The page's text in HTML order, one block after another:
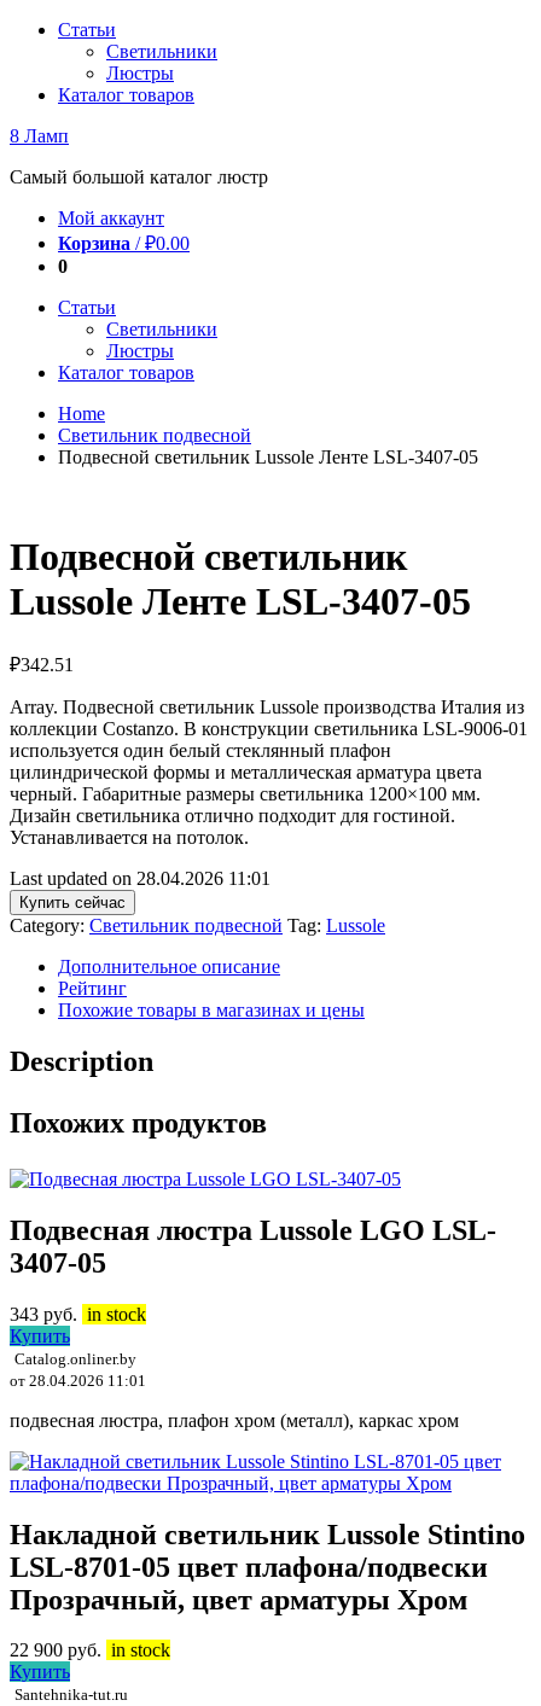
Перейти
содержимому
Статьи
Светильники
Люстры
Каталог товаров
8 Ламп
Самый большой каталог люстр
Мой аккаунт
Корзина /₽0.00
0
Статьи
Светильники
Люстры
Каталог товаров
Home
Светильник подвесной
Подвесной светильник Lussole Ленте LSL-3407-05
Подвесной светильник
Lussole Ленте LSL-3407-05
₽342.51
Array. Подвесной светильник Lussole производства Италия из
коллекции Costanzo. В конструкции светильника LSL-9006-01
используется один белый стеклянный плафон
цилиндрической формы и металлическая арматура цвета
черный. Габаритные размеры светильника 1200×100 мм.
Дизайн светильника отлично подходит для гостиной.
Устанавливается на потолок.
Last updated on 28.04.2026 11:01
Купить сейчас
Category: Светильник подвесной Tag: Lussole
Дополнительное описание
Рейтинг
Похожие товары в магазинах и цены
Description
Похожих продуктов
Подвесная люстра Lussole LGO LSL-
3407-05
343 руб. in stock
Купить
Catalog.onliner.by
от 28.04.2026 11:01
подвесная люстра, плафон хром (металл), каркас хром
Накладной светильник Lussole Stintino
LSL-8701-05 цвет плафона/подвески
Прозрачный, цвет арматуры Хром
22 900 руб. in stock
Купить
Santehnika-tut.ru